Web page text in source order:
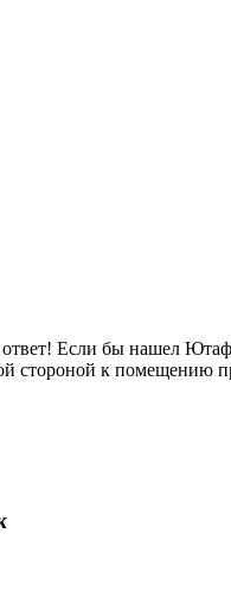
ответ! Если бы нашел
стороной к помещению